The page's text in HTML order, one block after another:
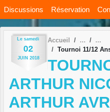
Discussions Réservation
Le samedi
02
JUIN 2018
Accueil
Tournoi 11/12
ARTHUR
ARTHUR